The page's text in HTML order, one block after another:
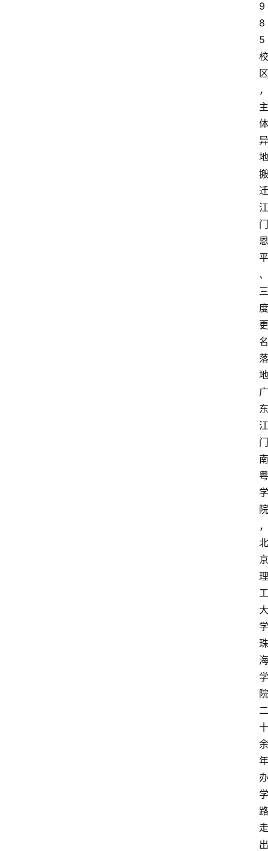
9
8
5
校
区
，
主
体
异
地
搬
迁
江
门
恩
平
、
三
度
更
名
落
地
广
东
江
门
南
粤
学
院
，
北
京
理
工
大
学
珠
海
学
院
二
十
余
年
办
学
路
走
出